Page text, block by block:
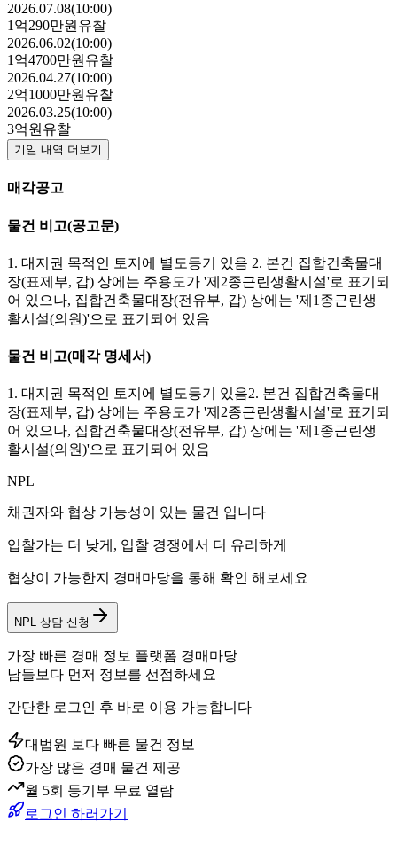
2026.07.08(10:00)
1억290만원 유찰
2026.06.02(10:00)
1억4700만원 유찰
2026.04.27(10:00)
2억1000만원 유찰
2026.03.25(10:00)
3억원 유찰
기일 내역 더보기
매각공고
물건 비고(공고문)
1. 대지권 목적인 토지에 별도등기 있음 2. 본건 집합건축물대
장(표제부, 갑) 상에는 주용도가 '제2종근린생활시설'로 표기되
어 있으나, 집합건축물대장(전유부, 갑) 상에는 '제1종근린생
활시설(의원)'으로 표기되어 있음
물건 비고(매각 명세서)
1. 대지권 목적인 토지에 별도등기 있음2. 본건 집합건축물대
장(표제부, 갑) 상에는 주용도가 '제2종근린생활시설'로 표기되
어 있으나, 집합건축물대장(전유부, 갑) 상에는 '제1종근린생
활시설(의원)'으로 표기되어 있음
NPL
채권자와 협상 가능성이 있는 물건 입니다
입찰가는 더 낮게, 입찰 경쟁에서 더 유리하게
협상이 가능한지 경매마당을 통해 확인 해보세요
NPL 상담 신청
가장 빠른 경매 정보 플랫폼 경매마당
남들보다 먼저 정보를 선점하세요
간단한 로그인 후 바로 이용 가능합니다
대법원 보다 빠른 물건 정보
가장 많은 경매 물건 제공
월 5회 등기부 무료 열람
로그인 하러가기